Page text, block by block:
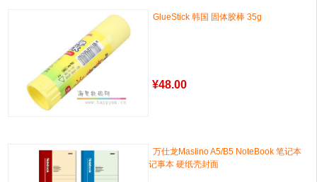
GlueStick 韩国 固体胶棒 35g
¥48.00
万仕龙MasIino A5/B5 NoteBook 笔记本
记事本 硬纸壳封面